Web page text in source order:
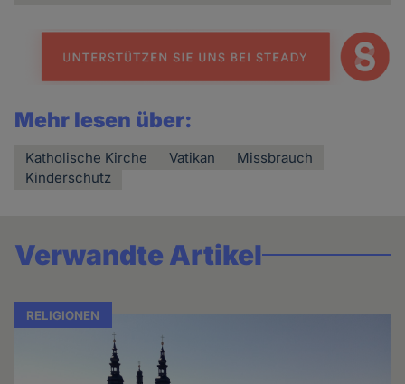
Mehr lesen über:
Katholische Kirche Vatikan
Missbrauch
Kinderschutz
Verwandte Artikel
RELIGIONEN